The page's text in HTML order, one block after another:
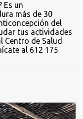
Es un
más de 30
del
tus actividades
Centro de Salud
al 612 175